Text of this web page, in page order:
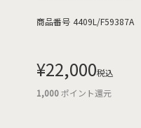
商品番号 4409L/F59387A
¥22,000税込
1,000ポイント還元